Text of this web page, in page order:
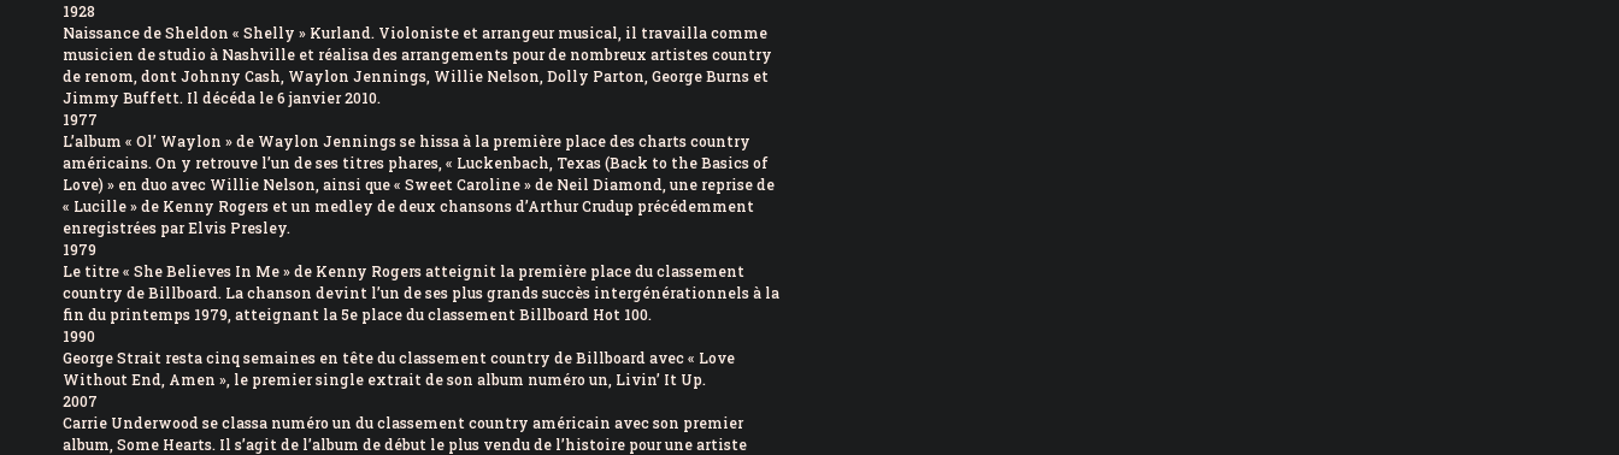
1928
Naissance de Sheldon « Shelly » Kurland. Violoniste et arrangeur musical, il travailla comme
musicien de studio à Nashville et réalisa des arrangements pour de nombreux artistes country
de renom, dont Johnny Cash, Waylon Jennings, Willie Nelson, Dolly Parton, George Burns et
Jimmy Buffett. Il décéda le 6 janvier 2010.
1977
L’album « Ol’ Waylon » de Waylon Jennings se hissa à la première place des charts country
américains. On y retrouve l’un de ses titres phares, « Luckenbach, Texas (Back to the Basics of
Love) » en duo avec Willie Nelson, ainsi que « Sweet Caroline » de Neil Diamond, une reprise de
« Lucille » de Kenny Rogers et un medley de deux chansons d’Arthur Crudup précédemment
enregistrées par Elvis Presley.
1979
Le titre « She Believes In Me » de Kenny Rogers atteignit la première place du classement
country de Billboard. La chanson devint l’un de ses plus grands succès intergénérationnels à la
fin du printemps 1979, atteignant la 5e place du classement Billboard Hot 100.
1990
George Strait resta cinq semaines en tête du classement country de Billboard avec « Love
Without End, Amen », le premier single extrait de son album numéro un, Livin’ It Up.
2007
Carrie Underwood se classa numéro un du classement country américain avec son premier
album, Some Hearts. Il s’agit de l’album de début le plus vendu de l’histoire pour une artiste